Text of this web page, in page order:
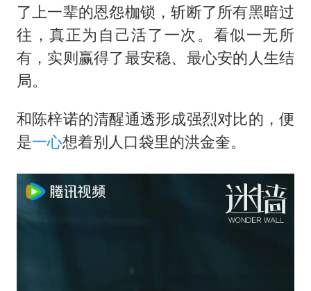
了上一辈的恩怨枷锁，斩断了所有黑暗过
往，真正为自己活了一次。看似一无所
有，实则赢得了最安稳、最心安的人生结
局。
和陈梓诺的清醒通透形成强烈对比的，便
是一心想着别人口袋里的洪金奎。